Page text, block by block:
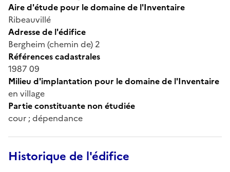
Aire d'étude pour le domaine de l'Inventaire
Ribeauvillé
Adresse de l'édifice
Bergheim (chemin de) 2
Références cadastrales
1987 09
Milieu d'implantation pour le domaine de l'Inventaire
en village
Partie constituante non étudiée
cour ; dépendance
Historique de l'édifice